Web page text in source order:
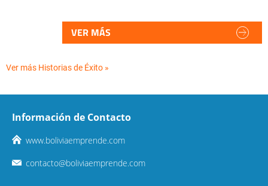
VER MÁS
Ver más Historias de Éxito »
Información de Contacto
www.boliviaemprende.com
contacto@boliviaemprende.com